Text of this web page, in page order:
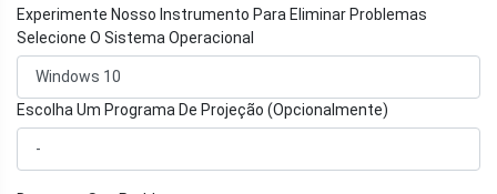
Experimente Nosso Instrumento Para Eliminar Problemas
Selecione O Sistema Operacional
Escolha Um Programa De Projeção (Opcionalmente)